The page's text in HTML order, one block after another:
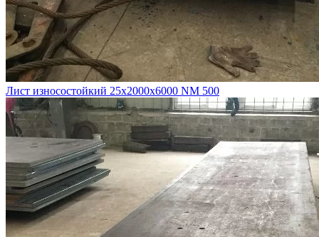
Лист износостойкий 25х2000х6000 NM 500